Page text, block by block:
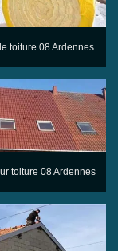
toiture 08 Ardennes
toiture 08 Ardennes